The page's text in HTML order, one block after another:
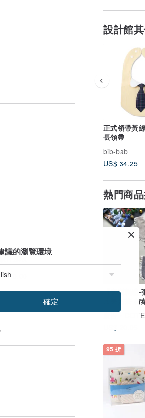
設計館
正式領帶黃
長領帶
bib-bab
US$ 34.25
熱門商
【客製刺繡-
甜美奶茶
巾 髮帶
US$ 20.05
95 折
件加收
0.00
議的瀏覽環境
確定